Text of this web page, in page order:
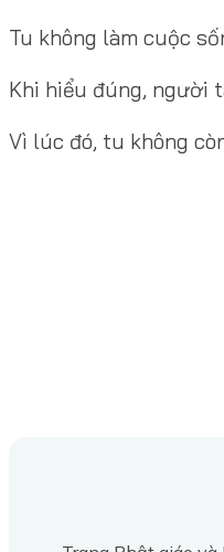
Tu không làm cuộc
Khi hiểu đúng, người
Vì lúc đó, tu không